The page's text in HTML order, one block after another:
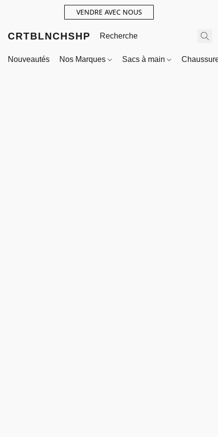
VENDRE AVEC NOUS
CRTBLNCHSHP
Nouveautés Nos Marques Sacs à main